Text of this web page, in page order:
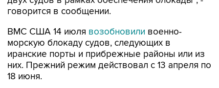
говорится в сообщении.
ВМС США 14 июля возобновили военно-
морскую блокаду судов, следующих в
иранские порты и прибрежные районы или из
них. Прежний режим действовал с 13 апреля по
18 июня.